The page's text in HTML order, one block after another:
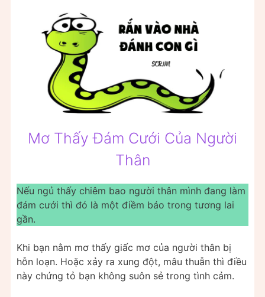
Mơ Thấy Đám Cưới Của Người
Thân
Nếu ngủ thấy chiêm bao người thân mình đang làm
đám cưới thì đó là một điềm báo trong tương lai
gần.
Khi bạn nằm mơ thấy giấc mơ của người thân bị
hỗn loạn. Hoặc xảy ra xung đột, mâu thuẫn thì điều
này chứng tỏ bạn không suôn sẻ trong tình cảm.